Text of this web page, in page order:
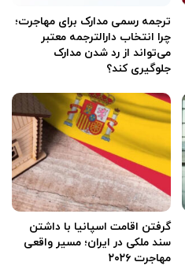
ترجمه رسمی مدارک برای مهاجرت؛
چرا انتخاب دارالترجمه معتبر
می‌تواند از رد شدن مدارک
جلوگیری کند؟
گرفتن اقامت اسپانیا با داشتن
سند ملکی در ایران؛ مسیر واقعی
مهاجرت ۲۰۲۶